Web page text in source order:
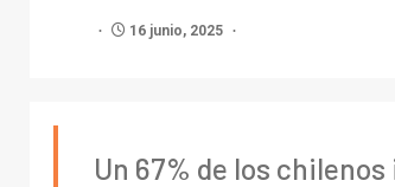
16 junio, 2025
Un 67% de los